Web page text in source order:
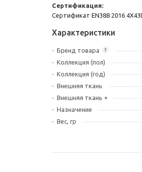
Сертификация:
Сертификат EN388 2016
Характеристики
?
Бренд товара
Коллекция (пол)
Коллекция (год)
Внешняя ткань
Внешняя ткань +
Назначение
Вес, гр